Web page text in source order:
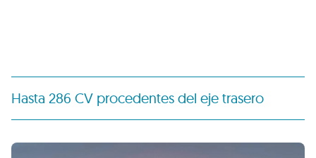
Hasta 286 CV procedentes del eje trasero